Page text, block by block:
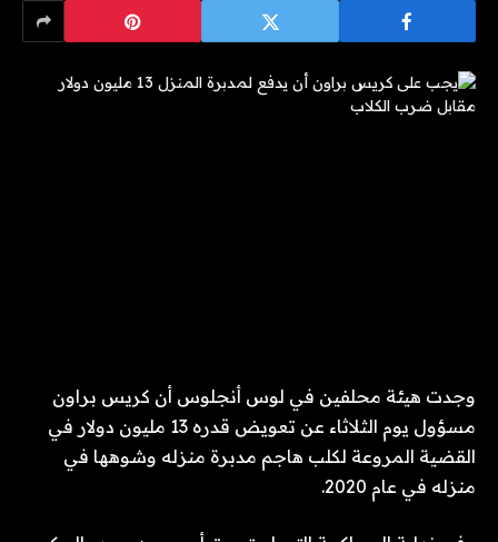
وجدت هيئة محلفين في لوس أنجلوس أن كريس براون
مسؤول يوم الثلاثاء عن تعويض قدره 13 مليون دولار في
القضية المروعة لكلب هاجم مدبرة منزله وشوهها في
منزله في عام 2020.